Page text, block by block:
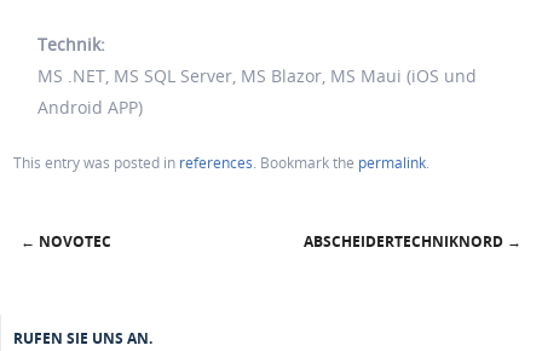
Technik:
MS .NET, MS SQL Server, MS Blazor, MS Maui (iOS und
Android APP)
This entry was posted in references . Bookmark the permalink
← NOVOTEC ABSCHEIDERTECHNIKNORD →
RUFEN SIE UNS AN.